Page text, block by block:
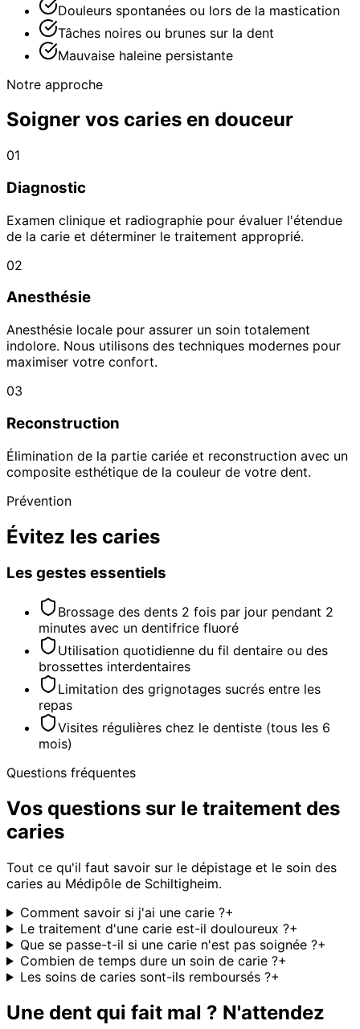
Douleurs spontanées ou lors de la mastication
Tâches noires ou brunes sur la dent
Mauvaise haleine persistante
Notre approche
Soigner vos caries en douceur
01
Diagnostic
Examen clinique et radiographie pour évaluer l'étendue
de la carie et déterminer le traitement approprié.
02
Anesthésie
Anesthésie locale pour assurer un soin totalement
indolore. Nous utilisons des techniques modernes pour
maximiser votre confort.
03
Reconstruction
Élimination de la partie cariée et reconstruction avec un
composite esthétique de la couleur de votre dent.
Prévention
Évitez les caries
Les gestes essentiels
Brossage des dents 2 fois par jour pendant 2
minutes avec un dentifrice fluoré
Utilisation quotidienne du fil dentaire ou des
brossettes interdentaires
Limitation des grignotages sucrés entre les
repas
Visites régulières chez le dentiste (tous les 6
mois)
Questions fréquentes
Vos questions sur le traitement des
caries
Tout ce qu'il faut savoir sur le dépistage et le soin des
caries au Médipôle de Schiltigheim.
Comment savoir si j'ai une carie ?+
Le traitement d'une carie est-il douloureux ?+
Que se passe-t-il si une carie n'est pas soignée ?+
Combien de temps dure un soin de carie ?+
Les soins de caries sont-ils remboursés ?+
Une dent qui fait mal ? N'attendez